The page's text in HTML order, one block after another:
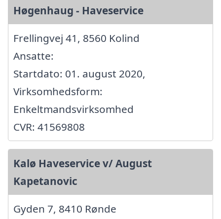
Høgenhaug - Haveservice
Frellingvej 41, 8560 Kolind
Ansatte:
Startdato: 01. august 2020,
Virksomhedsform:
Enkeltmandsvirksomhed
CVR: 41569808
Kalø Haveservice v/ August
Kapetanovic
Gyden 7, 8410 Rønde